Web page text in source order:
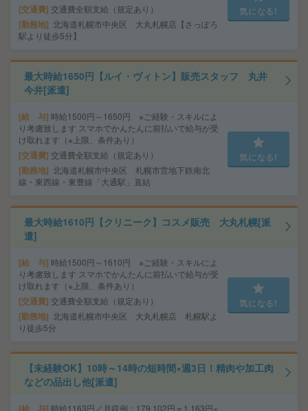
交通費 交通費全額支給（規定あり）
勤務地
北海道札幌市中央区 大丸札幌店【さっぽろ
駅より徒歩5分】
気になる!
最大時給1650円【ルイ・ヴィトン】販売スタッフ 丸井
今井[派遣]
給 与 時給1500円～1650円 ※ご経験・スキルによ
り考慮致します スマホでかんたんに前払いで給与が受
け取れます（※上限、条件あり）
交通費 交通費全額支給（規定あり）
勤務地
北海道札幌市中央区 札幌市営地下鉄南北
線・東西線・東豊線「大通駅」直結
気になる!
最大時給1610円【クリニーク】コスメ販売 大丸札幌[派
遣]
給 与 時給1500円～1610円 ※ご経験・スキルによ
り考慮致します スマホでかんたんに前払いで給与が受
け取れます（※上限、条件あり）
交通費 交通費全額支給（規定あり）
勤務地
北海道札幌市中央区 大丸札幌店 札幌駅よ
り徒歩5分
気になる!
【未経験OK】10時～14時の短時間×週3日！精肉や加工肉
などの品出し他[派遣]
給 与 時給1163円／月収例：179,102円＝1,163円×